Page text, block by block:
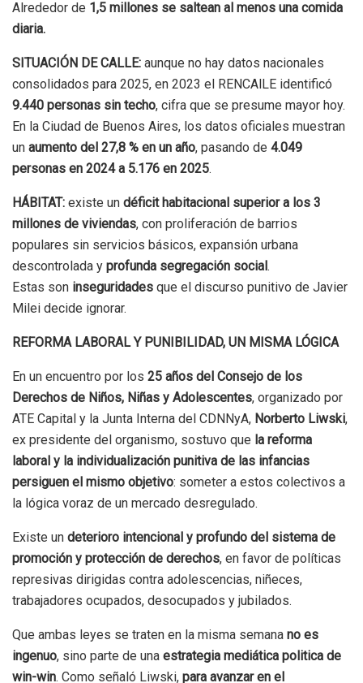
Alrededor de 1,5 millones se saltean al menos una comida
diaria.
SITUACIÓN DE CALLE: aunque no hay datos nacionales
consolidados para 2025, en 2023 el RENCAlLE identificó
9.440 personas sin techo, cifra que se presume mayor hoy.
En la Ciudad de Buenos Aires, los datos oficiales muestran
un aumento del 27,8 % en un año, pasando de 4.049
personas en 2024 a 5.176 en 2025.
HÁBITAT: existe un déficit habitacional superior a los 3
millones de viviendas, con proliferación de barrios
populares sin servicios básicos, expansión urbana
descontrolada y profunda segregación social.
Estas son inseguridades que el discurso punitivo de Javier
Milei decide ignorar.
REFORMA LABORAL Y PUNIBILIDAD, UN MISMA LÓGICA
En un encuentro por los 25 años del Consejo de los
Derechos de Niños, Niñas y Adolescentes, organizado por
ATE Capital y la Junta Interna del CDNNyA, Norberto Liwski,
ex presidente del organismo, sostuvo que la reforma
laboral y la individualización punitiva de las infancias
persiguen el mismo objetivo: someter a estos colectivos a
la lógica voraz de un mercado desregulado.
Existe un deterioro intencional y profundo del sistema de
promoción y protección de derechos, en favor de políticas
represivas dirigidas contra adolescencias, niñeces,
trabajadores ocupados, desocupados y jubilados.
Que ambas leyes se traten en la misma semana no es
ingenuo, sino parte de una estrategia mediática politica de
win-win. Como señaló Liwski, para avanzar en el